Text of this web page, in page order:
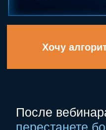
кабинета (PDF, в бренд-
стиле NikaDent).